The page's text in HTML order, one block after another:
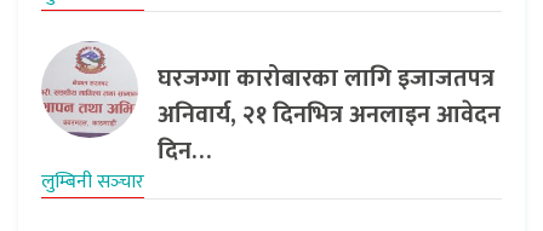
घरजग्गा कारोबारका लागि इजाजतपत्र
अनिवार्य, २१ दिनभित्र अनलाइन आवेदन
दिन…
लुम्बिनी सञ्‍चार